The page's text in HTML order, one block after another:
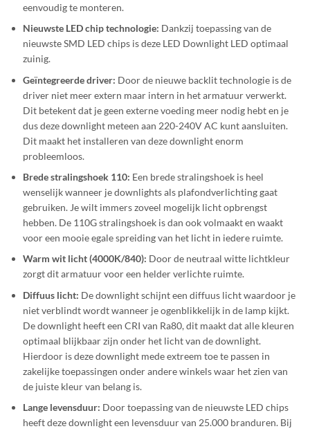
eenvoudig te monteren.
Nieuwste LED chip technologie: Dankzij toepassing van de
nieuwste SMD LED chips is deze LED Downlight LED optimaal
zuinig.
Geïntegreerde driver: Door de nieuwe backlit technologie is de
driver niet meer extern maar intern in het armatuur verwerkt.
Dit betekent dat je geen externe voeding meer nodig hebt en je
dus deze downlight meteen aan 220-240V AC kunt aansluiten.
Dit maakt het installeren van deze downlight enorm
probleemloos.
Brede stralingshoek 110: Een brede stralingshoek is heel
wenselijk wanneer je downlights als plafondverlichting gaat
gebruiken. Je wilt immers zoveel mogelijk licht opbrengst
hebben. De 110G stralingshoek is dan ook volmaakt en waakt
voor een mooie egale spreiding van het licht in iedere ruimte.
Warm wit licht (4000K/840): Door de neutraal witte lichtkleur
zorgt dit armatuur voor een helder verlichte ruimte.
Diffuus licht: De downlight schijnt een diffuus licht waardoor je
niet verblindt wordt wanneer je ogenblikkelijk in de lamp kijkt.
De downlight heeft een CRI van Ra80, dit maakt dat alle kleuren
optimaal blijkbaar zijn onder het licht van de downlight.
Hierdoor is deze downlight mede extreem toe te passen in
zakelijke toepassingen onder andere winkels waar het zien van
de juiste kleur van belang is.
Lange levensduur: Door toepassing van de nieuwste LED chips
heeft deze downlight een levensduur van 25.000 branduren. Bij